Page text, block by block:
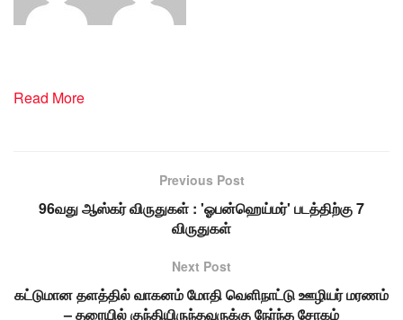
Read More
Previous Post
96வது ஆஸ்கர் விருதுகள் : 'ஓபன்ஹெய்மர்' படத்திற்கு 7
விருதுகள்
Next Post
கட்டுமான தளத்தில் வாகனம் மோதி வெளிநாட்டு ஊழியர் மரணம்
– தரையில் குந்தியிருந்தவருக்கு நேர்ந்த சோகம்